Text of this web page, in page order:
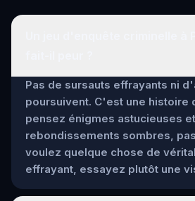
Pas de sursauts effrayants ni
poursuivent. C'est une histoire
pensez énigmes astucieuses et
rebondissements sombres,
voulez quelque chose de
effrayant, essayez plutôt une